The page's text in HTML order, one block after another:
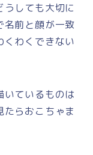
しても大切に
名前と顔が一致
くわくできない
いているものは
らおこちゃま